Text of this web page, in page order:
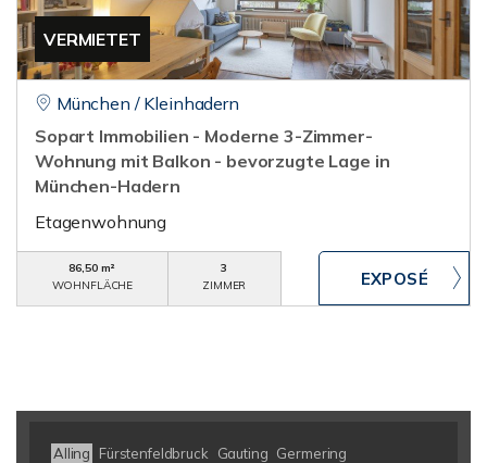
VERMIETET
München / Kleinhadern
Sopart Immobilien - Moderne 3-Zimmer-
Wohnung mit Balkon - bevorzugte Lage in
München-Hadern
Etagenwohnung
86,50 m²
WOHNFLÄCHE
3
ZIMMER
Alling Fürstenfeldbruck Gauting Germering